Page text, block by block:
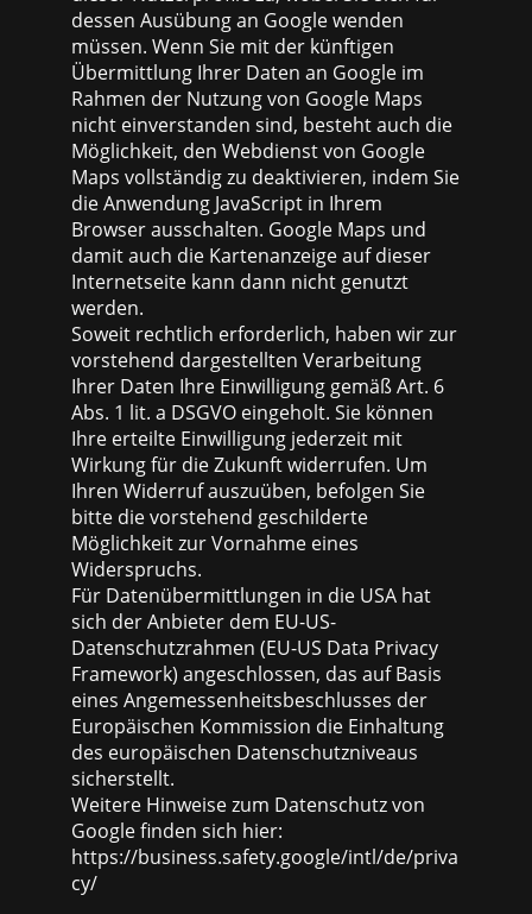
dessen Ausübung an Google wenden
müssen. Wenn Sie mit der künftigen
Übermittlung Ihrer Daten an Google im
Rahmen der Nutzung von Google Maps
nicht einverstanden sind, besteht auch die
Möglichkeit, den Webdienst von Google
Maps vollständig zu deaktivieren, indem Sie
die Anwendung JavaScript in Ihrem
Browser ausschalten. Google Maps und
damit auch die Kartenanzeige auf dieser
Internetseite kann dann nicht genutzt
werden.
Soweit rechtlich erforderlich, haben wir zur
vorstehend dargestellten Verarbeitung
Ihrer Daten Ihre Einwilligung gemäß Art. 6
Abs. 1 lit. a DSGVO eingeholt. Sie können
Ihre erteilte Einwilligung jederzeit mit
Wirkung für die Zukunft widerrufen. Um
Ihren Widerruf auszuüben, befolgen Sie
bitte die vorstehend geschilderte
Möglichkeit zur Vornahme eines
Widerspruchs.
Für Datenübermittlungen in die USA hat
sich der Anbieter dem EU-US-
Datenschutzrahmen (EU-US Data Privacy
Framework) angeschlossen, das auf Basis
eines Angemessenheitsbeschlusses der
Europäischen Kommission die Einhaltung
des europäischen Datenschutzniveaus
sicherstellt.
Weitere Hinweise zum Datenschutz von
Google finden sich hier:
https://business.safety.google/intl/de/priva
cy/